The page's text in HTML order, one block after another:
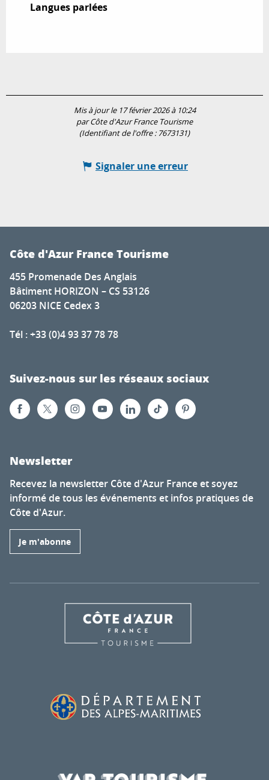
Langues parlées
Langues parlées
Mis à jour le 17 février 2026 à 10:24
par Côte d'Azur France Tourisme
(Identifiant de l'offre : 7673131)
Signaler une erreur
Côte d'Azur France Tourisme
455 Promenade Des Anglais
Bâtiment HORIZON – CS 53126
06203 NICE Cedex 3
Tél : +33 (0)4 93 37 78 78
Suivez-nous sur les réseaux sociaux
Newsletter
Recevez la newsletter Côte d'Azur France et soyez
informé de tous les événements et infos pratiques de
Côte d'Azur.
Je m'abonne